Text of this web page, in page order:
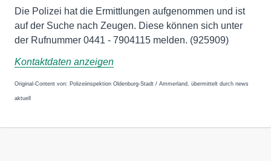
Die Polizei hat die Ermittlungen aufgenommen und ist
auf der Suche nach Zeugen. Diese können sich unter
der Rufnummer 0441 - 7904115 melden. (925909)
Kontaktdaten anzeigen
Original-Content von: Polizeiinspektion Oldenburg-Stadt / Ammerland, übermittelt durch news
aktuell